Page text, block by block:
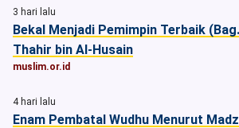
3 hari lalu
Bekal Menjadi Pemimpin Terbaik
Thahir bin Al-Husain
muslim.or.id
4 hari lalu
Enam Pembatal Wudhu Menurut